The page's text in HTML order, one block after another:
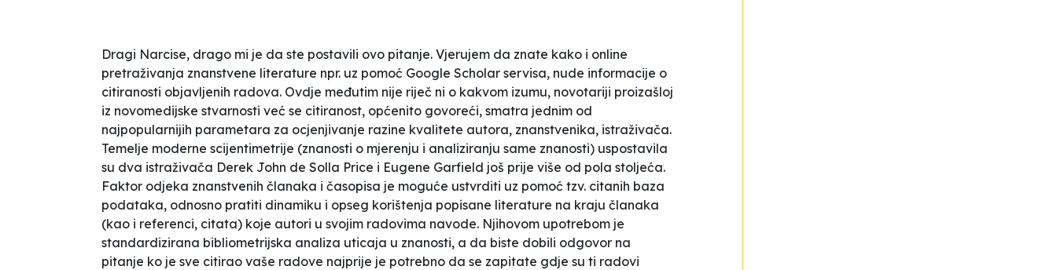
Dragi Narcise, drago mi je da ste postavili ovo pitanje. Vjerujem da znate kako i online
pretraživanja znanstvene literature npr. uz pomoć Google Scholar servisa, nude informacije o
citiranosti objavljenih radova. Ovdje međutim nije riječ ni o kakvom izumu, novotariji proizašloj
iz novomedijske stvarnosti već se citiranost, općenito govoreći, smatra jednim od
najpopularnijih parametara za ocjenjivanje razine kvalitete autora, znanstvenika, istraživača.
Temelje moderne scijentimetrije (znanosti o mjerenju i analiziranju same znanosti) uspostavila
su dva istraživača Derek John de Solla Price i Eugene Garfield još prije više od pola stoljeća.
Faktor odjeka znanstvenih članaka i časopisa je moguće ustvrditi uz pomoć tzv. citanih baza
podataka, odnosno pratiti dinamiku i opseg korištenja popisane literature na kraju članaka
(kao i referenci, citata) koje autori u svojim radovima navode. Njihovom upotrebom je
standardizirana bibliometrijska analiza uticaja u znanosti, a da biste dobili odgovor na
pitanje ko je sve citirao vaše radove najprije je potrebno da se zapitate gdje su ti radovi